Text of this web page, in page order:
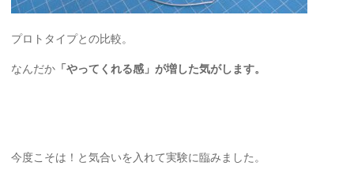
プロトタイプとの比較。
なんだか「やってくれる感」が増した気がします。
今度こそは！と気合いを入れて実験に臨みました。